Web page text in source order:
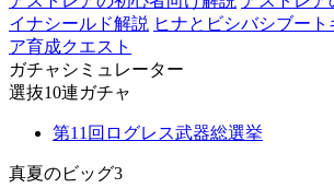
イナシールド解説 ヒナとビシバシブート
ア育成クエスト
ガチャシミュレーター
選抜10連ガチャ
第11回ログレス武器総選挙
真夏のビッグ3